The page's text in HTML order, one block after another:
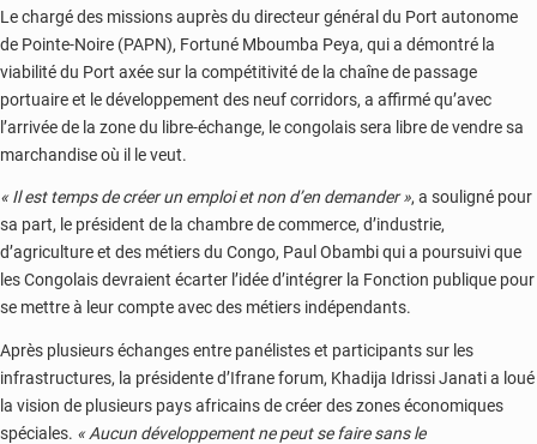
Le chargé des missions auprès du directeur général du Port autonome
de Pointe-Noire (PAPN), Fortuné Mboumba Peya, qui a démontré la
viabilité du Port axée sur la compétitivité de la chaîne de passage
portuaire et le développement des neuf corridors, a affirmé qu’avec
l’arrivée de la zone du libre-échange, le congolais sera libre de vendre sa
marchandise où il le veut.
« Il est temps de créer un emploi et non d’en demander », a souligné pour
sa part, le président de la chambre de commerce, d’industrie,
d’agriculture et des métiers du Congo, Paul Obambi qui a poursuivi que
les Congolais devraient écarter l’idée d’intégrer la Fonction publique pour
se mettre à leur compte avec des métiers indépendants.
Après plusieurs échanges entre panélistes et participants sur les
infrastructures, la présidente d’Ifrane forum, Khadija Idrissi Janati a loué
la vision de plusieurs pays africains de créer des zones économiques
spéciales. « Aucun développement ne peut se faire sans le